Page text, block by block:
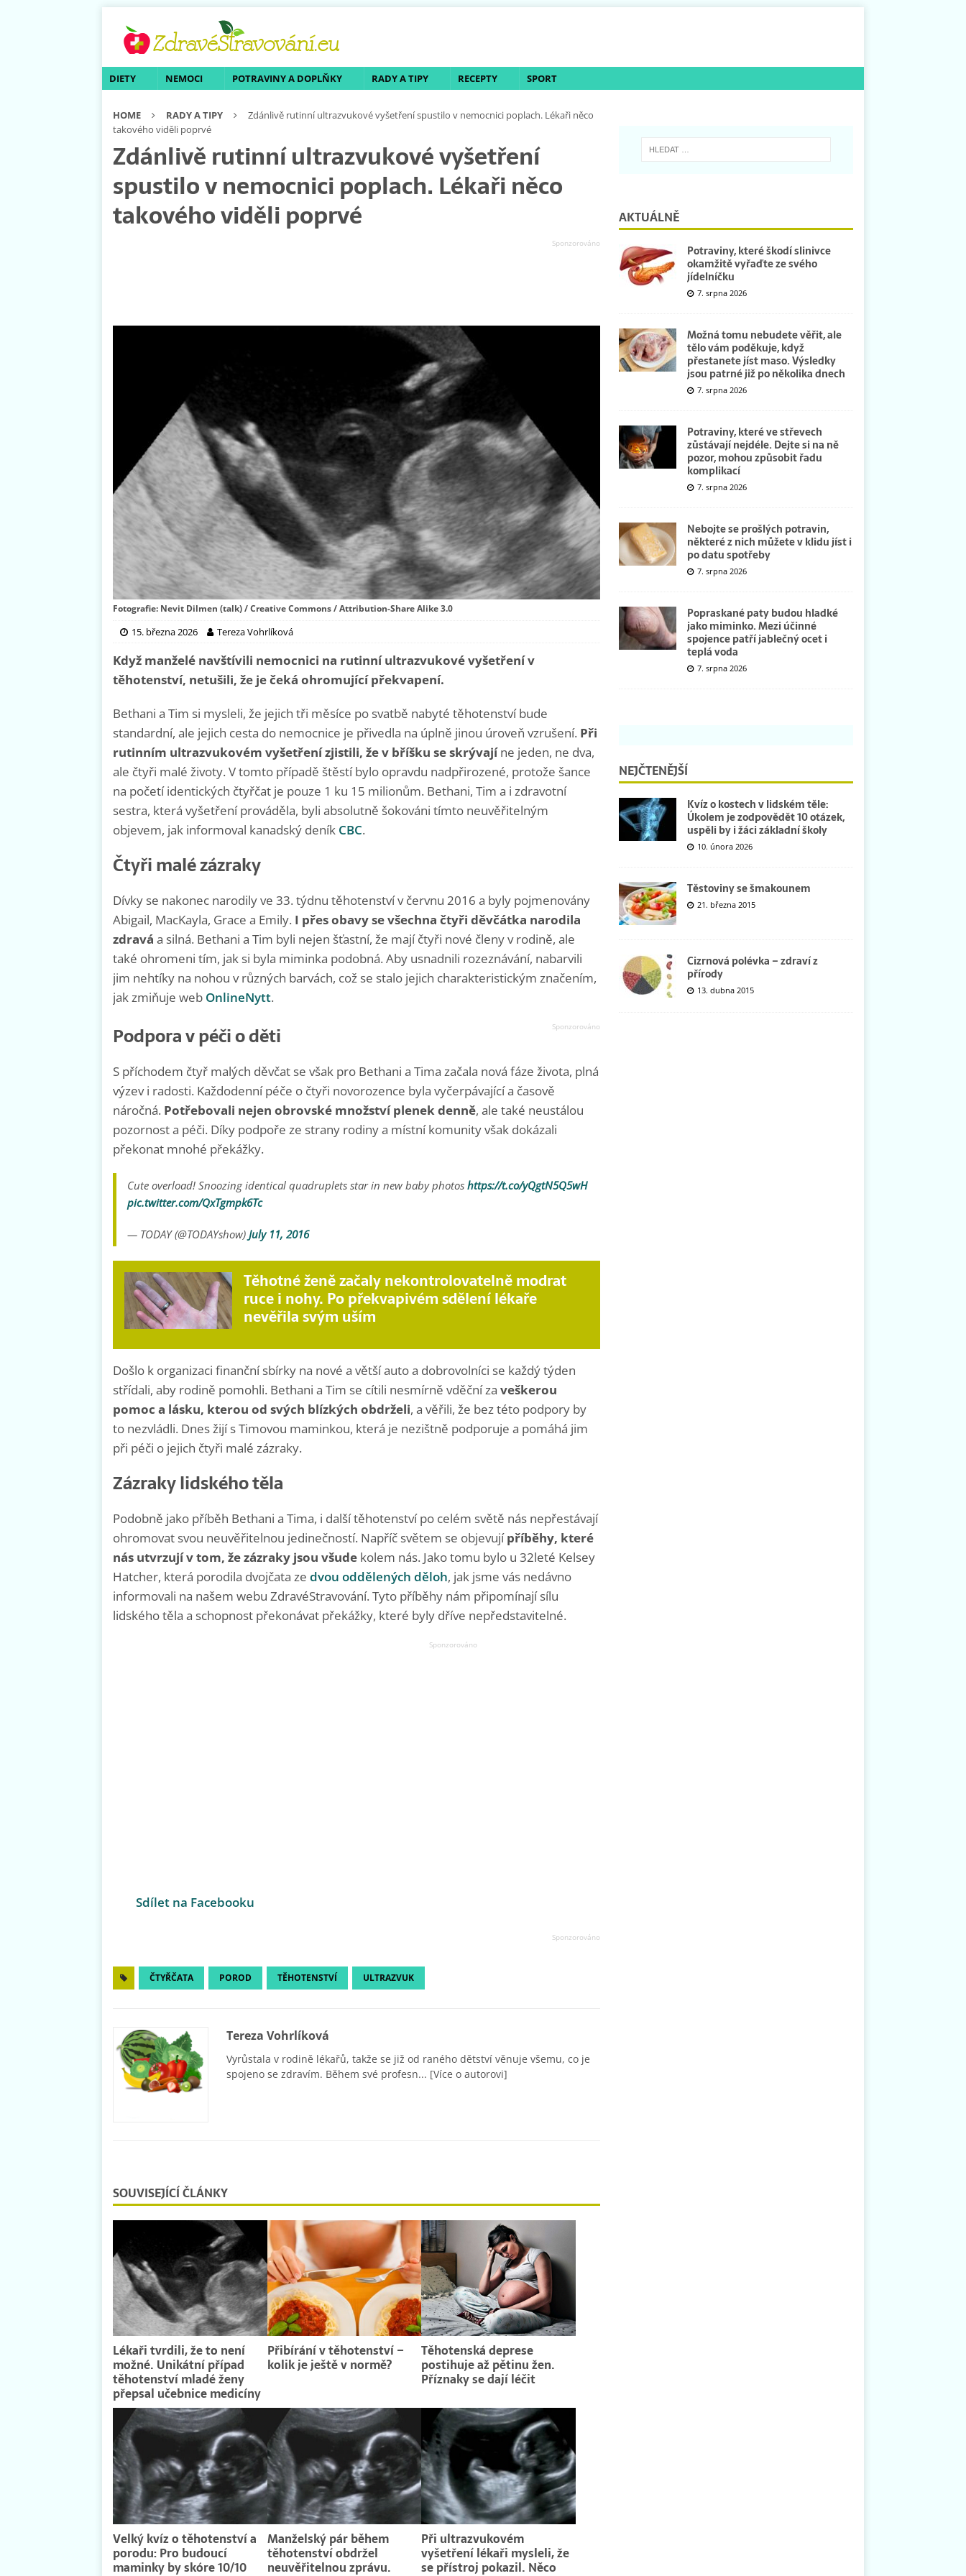
DIETY NEMOCI POTRAVINY A DOPLŇKY RADY A TIPY RECEPTY SPORT
HOME RADY A TIPY
Zdánlivě rutinní ultrazvukové vyšetření spustilo v nemocnici poplach. Lékaři něco
takového viděli poprvé
Zdánlivě rutinní ultrazvukové vyšetření
spustilo v nemocnici poplach. Lékaři něco
takového viděli poprvé
Fotografie: Nevit Dilmen (talk) / Creative Commons / Attribution-Share Alike 3.0
15. března 2026 Tereza Vohrlíková
Když manželé navštívili nemocnici na rutinní ultrazvukové vyšetření v
těhotenství, netušili, že je čeká ohromující překvapení.
Bethani a Tim si mysleli, že jejich tři měsíce po svatbě nabyté těhotenství bude
standardní, ale jejich cesta do nemocnice je přivedla na úplně jinou úroveň vzrušení. Při
rutinním ultrazvukovém vyšetření zjistili, že v bříšku se skrývajíne jeden, ne dva,
ale čtyři malé životy. V tomto případě štěstí bylo opravdu nadpřirozené, protože šance
na početí identických čtyřčat je pouze 1 ku 15 milionům. Bethani, Tim a i zdravotní
sestra, která vyšetření prováděla, byli absolutně šokováni tímto neuvěřitelným
objevem, jak informoval kanadský deník CBC.
Čtyři malé zázraky
Dívky se nakonec narodily ve 33. týdnu těhotenství v červnu 2016 a byly pojmenovány
Abigail, MacKayla, Grace a Emily. I přes obavy se všechna čtyři děvčátka narodila
zdravá a silná. Bethani a Tim byli nejen šťastní, že mají čtyři nové členy v rodině, ale
také ohromeni tím, jak si byla miminka podobná. Aby usnadnili rozeznávání, nabarvili
jim nehtíky na nohou v různých barvách, což se stalo jejich charakteristickým značením,
jak zmiňuje web OnlineNytt.
Podpora v péči o děti
S příchodem čtyř malých děvčat se však pro Bethani a Tima začala nová fáze života, plná
výzev i radosti. Každodenní péče o čtyři novorozence byla vyčerpávající a časově
náročná. Potřebovali nejen obrovské množství plenek denně, ale také neustálou
pozornost a péči. Díky podpoře ze strany rodiny a místní komunity však dokázali
překonat mnohé překážky.
Cute overload! Snoozing identical quadruplets star in new baby photos https://t.co/yQgtN5Q5wH
pic.twitter.com/QxTgmpk6Tc
— TODAY (@TODAYshow) July 11, 2016
Těhotné ženě začaly nekontrolovatelně modrat
ruce i nohy. Po překvapivém sdělení lékaře
nevěřila svým uším
Došlo k organizaci finanční sbírky na nové a větší auto a dobrovolníci se každý týden
střídali, aby rodině pomohli. Bethani a Tim se cítili nesmírně vděční za veškerou
pomoc a lásku, kterou od svých blízkých obdrželi, a věřili, že bez této podpory by
to nezvládli. Dnes žijí s Timovou maminkou, která je nezištně podporuje a pomáhá jim
při péči o jejich čtyři malé zázraky.
Zázraky lidského těla
Podobně jako příběh Bethani a Tima, i další těhotenství po celém světě nás nepřestávají
ohromovat svou neuvěřitelnou jedinečností. Napříč světem se objevujípříběhy, které
nás utvrzují v tom, že zázraky jsou všude kolem nás. Jako tomu bylo u 32leté Kelsey
Hatcher, která porodila dvojčata ze dvou oddělených děloh, jak jsme vás nedávno
informovali na našem webu ZdravéStravování. Tyto příběhy nám připomínají sílu
lidského těla a schopnost překonávat překážky, které byly dříve nepředstavitelné.
Sdílet na Facebooku
ČTYŘČATA POROD TĚHOTENSTVÍ ULTRAZVUK
Tereza Vohrlíková
Vyrůstala v rodině lékařů, takže se již od raného dětství věnuje všemu, co je
spojeno se zdravím. Během své profesn... [Více o autorovi]
SOUVISEJÍCÍ ČLÁNKY
Lékaři tvrdili, že to není
možné. Unikátní případ
těhotenství mladé ženy
přepsal učebnice medicíny
Přibírání v těhotenství –
kolik je ještě v normě?
Těhotenská deprese
postihuje až pětinu žen.
Příznaky se dají léčit
Velký kvíz o těhotenství a
porodu: Pro budoucí
maminky by skóre 10/10
Manželský pár během
těhotenství obdržel
neuvěřitelnou zprávu.
Při ultrazvukovém
vyšetření lékaři mysleli, že
se přístroj pokazil. Něco
AKTUÁLNĚ
Potraviny, které škodí slinivce
okamžitě vyřaďte ze svého
jídelníčku
7. srpna 2026
Možná tomu nebudete věřit, ale
tělo vám poděkuje, když
přestanete jíst maso. Výsledky
jsou patrné již po několika dnech
7. srpna 2026
Potraviny, které ve střevech
zůstávají nejdéle. Dejte si na ně
pozor, mohou způsobit řadu
komplikací
7. srpna 2026
Nebojte se prošlých potravin,
některé z nich můžete v klidu jíst i
po datu spotřeby
7. srpna 2026
Popraskané paty budou hladké
jako miminko. Mezi účinné
spojence patří jablečný ocet i
teplá voda
7. srpna 2026
NEJČTENĚJŠÍ
Kvíz o kostech v lidském těle:
Úkolem je zodpovědět 10 otázek,
uspěli by i žáci základní školy
10. února 2026
Těstoviny se šmakounem
21. března 2015
Cizrnová polévka – zdraví z
přírody
13. dubna 2015